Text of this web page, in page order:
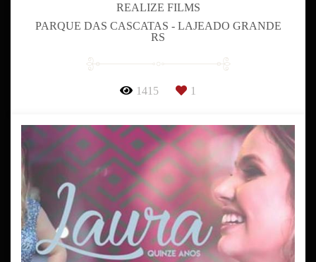
REALIZE FILMS
PARQUE DAS CASCATAS - LAJEADO GRANDE
RS
1415 1